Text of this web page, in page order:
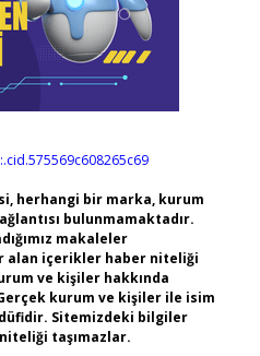
herhangi bir marka, kurum
bulunmamaktadır.
makaleler
alan içerikler haber niteliği
ve kişiler hakkında
kurum ve kişiler ile isim
Sitemizdeki bilgiler
taşımazlar.